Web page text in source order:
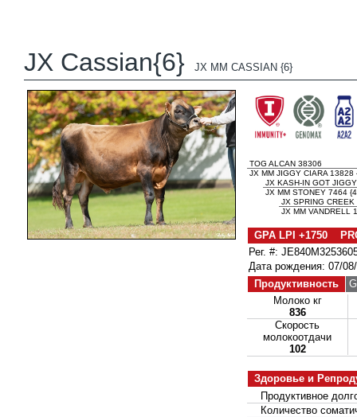
JX Cassian{6} JX MM CASSIAN {6}
TOG ALCAN 38306
JX MM JIGGY CIARA 13828
JX KASH-IN GOT
JX MM STONEY 7464
JX SPRING
JX MM VANDRELL
GPA LPI +1750
Рег. #:
Дата рождения: 07/
Продуктивность
Молоко кг
836
Скорость
молокоотдачи
102
Здоровье и
Продуктивное
Количество